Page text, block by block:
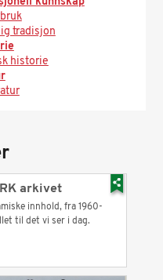
tradisjon
historie
arkivet
innhold, fra 1960-
til det vi ser i dag.